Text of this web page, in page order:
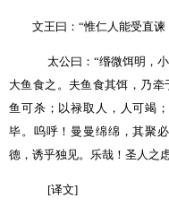
文王曰： “惟仁人能受直谏
太公曰： “缗微饵明，
大鱼食之。夫鱼食其饵，乃牵
鱼可杀；以禄取人，人可竭
毕。呜呼！曼曼绵绵，其聚
德，诱乎独见。乐哉！圣人之
[译文]